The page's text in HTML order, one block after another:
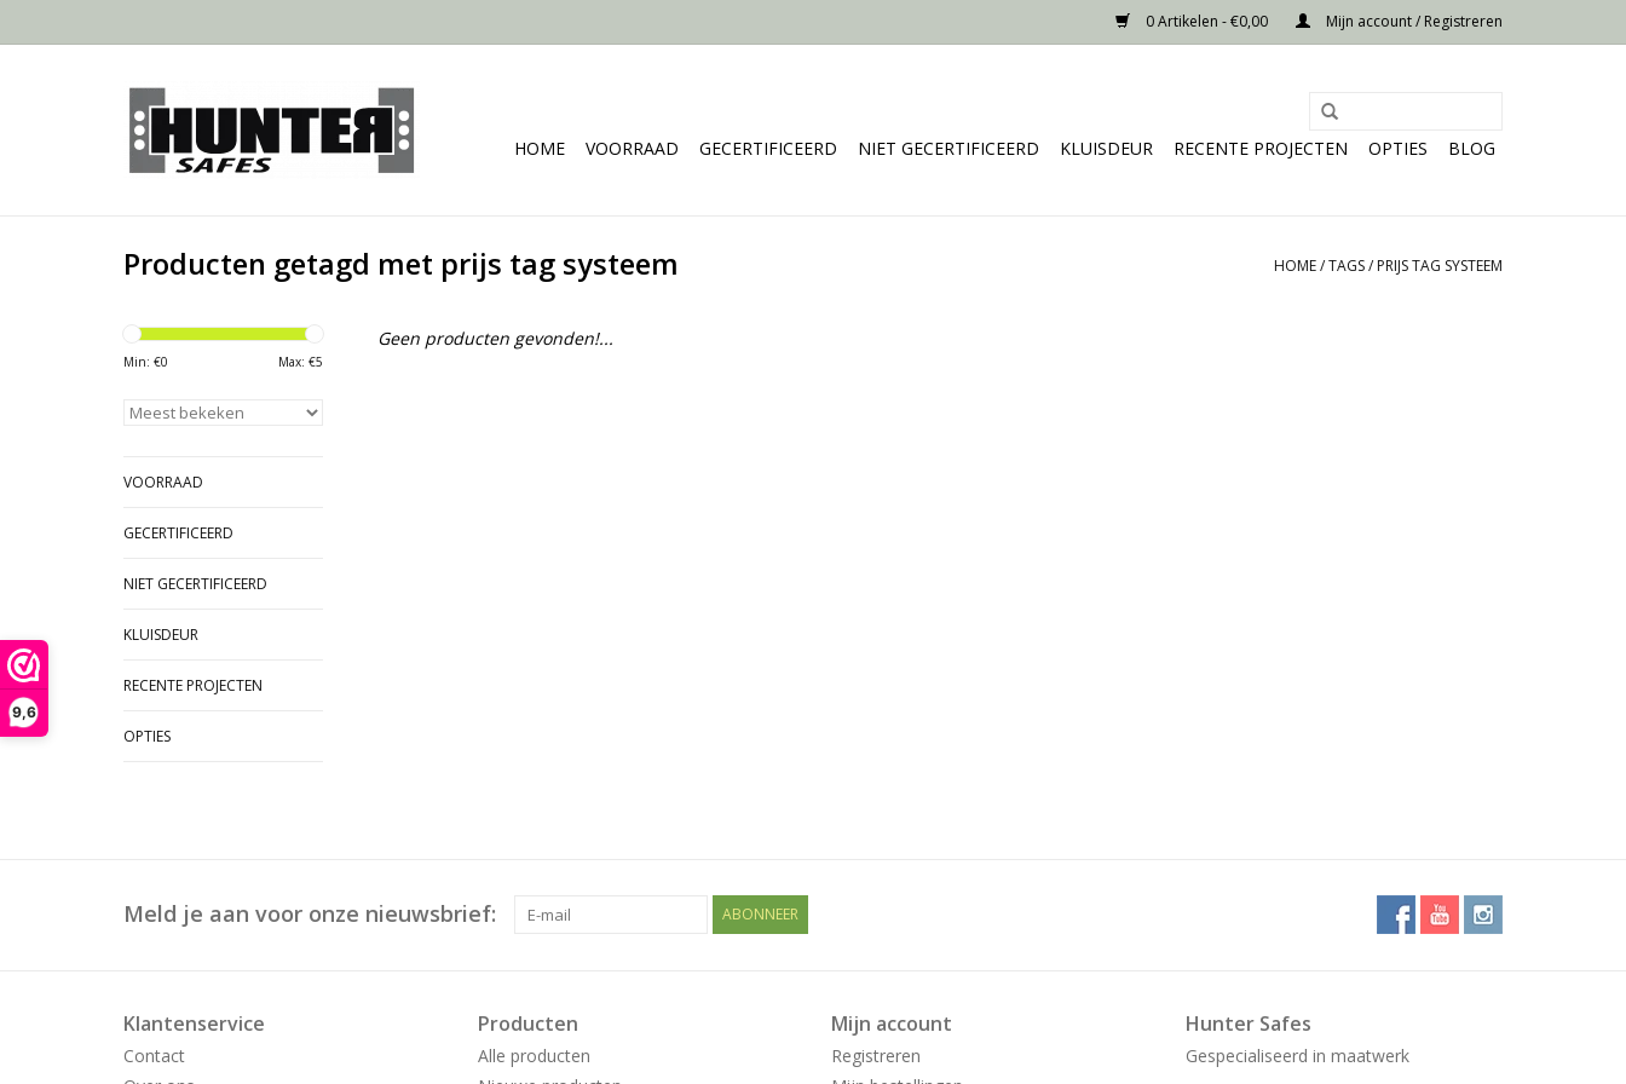
9,6
0 Artikelen - €0,00 Mijn account / Registreren
HOME VOORRAAD GECERTIFICEERD NIET GECERTIFICEERD KLUISDEUR RECENTE PROJECTEN OPTIES BLOG
Producten getagd met prijs tag systeem HOME/TAGS/ PRIJS TAG SYSTEEM
Min: €0 Max: €5
VOORRAAD
GECERTIFICEERD
NIET GECERTIFICEERD
KLUISDEUR
RECENTE PROJECTEN
OPTIES
Geen producten gevonden!...
Meld je aan voor onze nieuwsbrief: ABONNEER
Klantenservice
Contact
Producten
Alle producten
Mijn account
Registreren
Hunter Safes
Gespecialiseerd in maatwerk